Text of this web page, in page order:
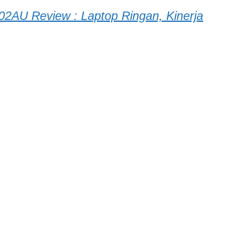
Review : Laptop Ringan, Kinerja